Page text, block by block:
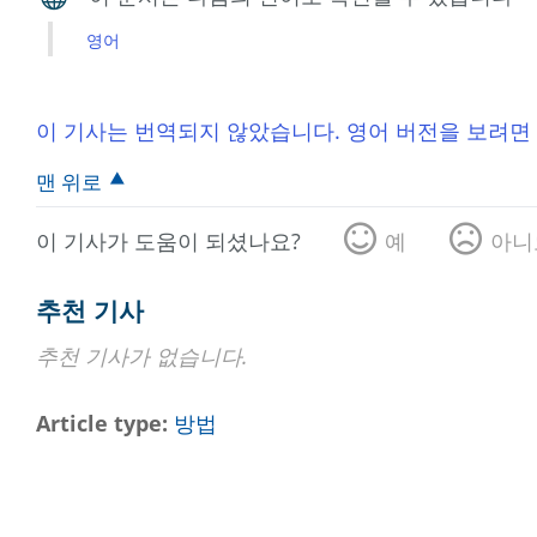
영어
이 기사는 번역되지 않았습니다. 영어 버전을 보려
맨 위로
이 기사가 도움이 되셨나요? 예 아
추천 기사
추천 기사가 없습니다.
Article type 방법